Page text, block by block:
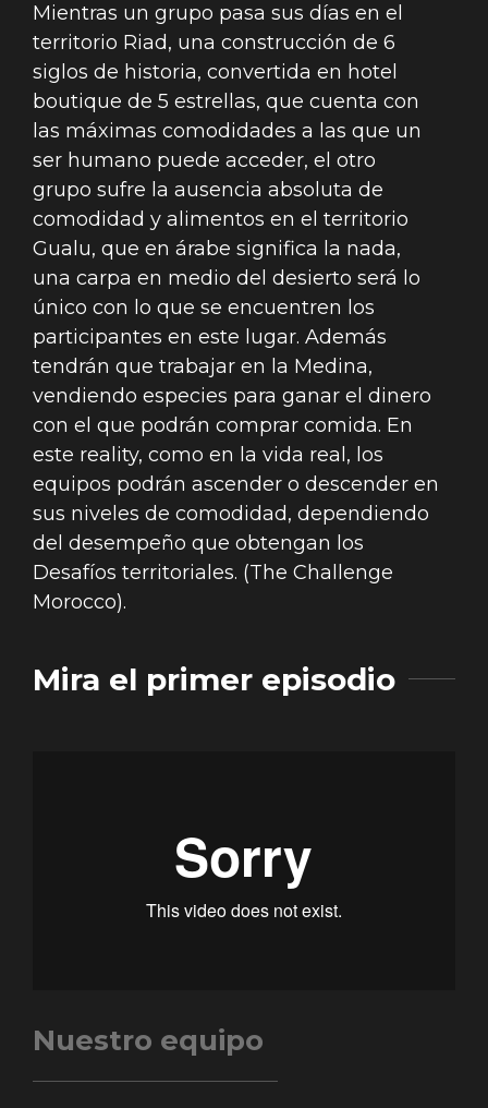
Mientras un grupo pasa sus días en el
territorio Riad, una construcción de 6
siglos de historia, convertida en hotel
boutique de 5 estrellas, que cuenta con
las máximas comodidades a las que un
ser humano puede acceder, el otro
grupo sufre la ausencia absoluta de
comodidad y alimentos en el territorio
Gualu, que en árabe significa la nada,
una carpa en medio del desierto será lo
único con lo que se encuentren los
participantes en este lugar. Además
tendrán que trabajar en la Medina,
vendiendo especies para ganar el dinero
con el que podrán comprar comida. En
este reality, como en la vida real, los
equipos podrán ascender o descender en
sus niveles de comodidad, dependiendo
del desempeño que obtengan los
Desafíos territoriales. (The Challenge
Morocco).
Mira el primer episodio
Nuestro equipo